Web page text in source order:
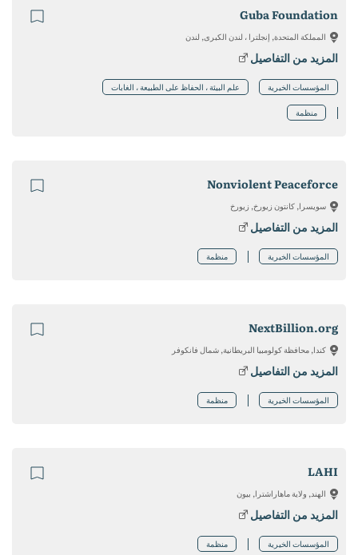
Guba Foundation
المملكة المتحدة, إنجلترا ، لندن الكبرى, لندن
المزيد من التفاصيل
المؤسسات الخيرية علم البيئة ، الحفاظ على الطبيعة ، الغابات
منظمة
Nonviolent Peaceforce
سويسرا, كانتون زيورخ, زيورخ
المزيد من التفاصيل
المؤسسات الخيرية منظمة
NextBillion.org
كندا, محافظة كولومبيا البريطانية, شمال فانكوفر
المزيد من التفاصيل
المؤسسات الخيرية منظمة
LAHI
الهند, ولاية ماهاراشترا, بيون
المزيد من التفاصيل
المؤسسات الخيرية منظمة